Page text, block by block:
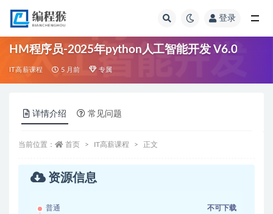
登录
HM程序员-2025年python人工智能开发 V6.0
IT高薪课程 5 月前 专属
详情介绍 常见问题
当前位置： 首页 IT高薪课程 正文
资源信息
普通 不可下载